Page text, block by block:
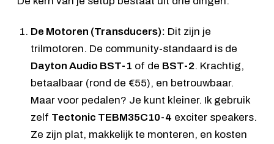
De Motoren (Transducers): Dit zijn je
trilmotoren. De community-standaard is de
Dayton Audio BST-1 of de BST-2. Krachtig,
betaalbaar (rond de €55), en betrouwbaar.
Maar voor pedalen? Je kunt kleiner. Ik gebruik
zelf Tectonic TEBM35C10-4 exciter speakers.
Ze zijn plat, makkelijk te monteren, en kosten